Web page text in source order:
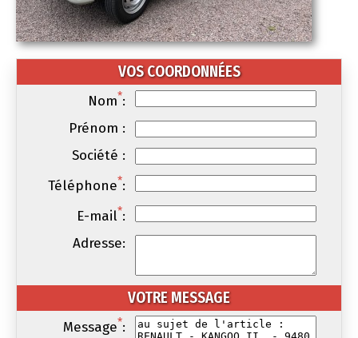
VOS COORDONNÉES
Nom*:
Prénom :
Société :
Téléphone*:
E-mail*:
Adresse:
VOTRE MESSAGE
Message*: